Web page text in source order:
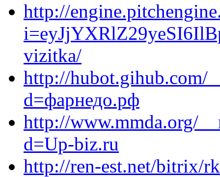
http://
vizitka/
http://hubot.gihub.com/
d=фарнедо.рф
http://www.mmda.org/
d=Up-biz.ru
http://ren-est.net/bitrix/